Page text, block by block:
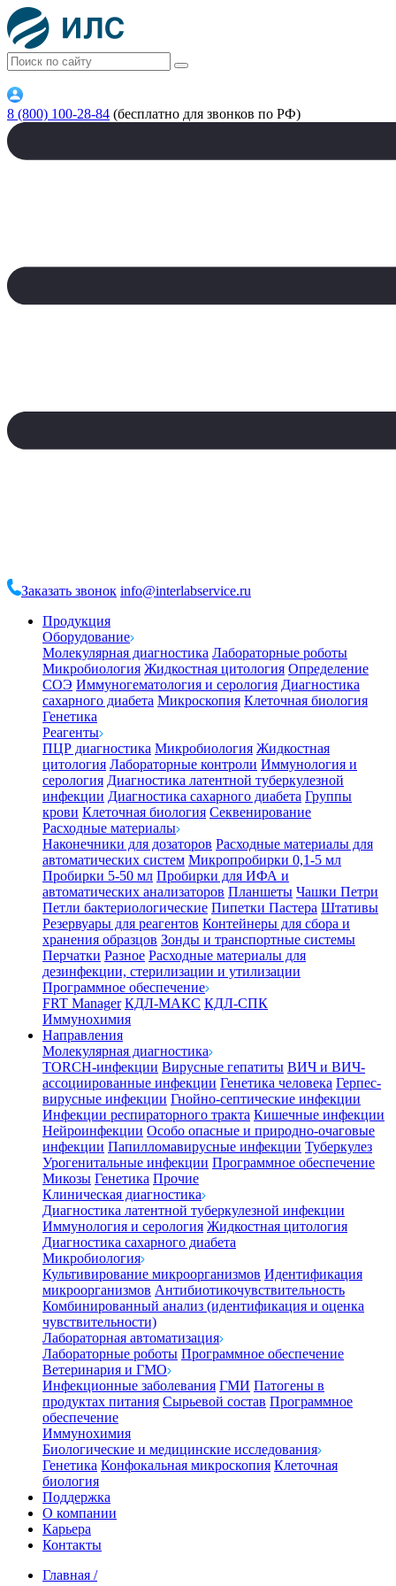
8 (800) 100-28-84 (бесплатно для звонков по РФ)
Заказать звонок info@interlabservice.ru
Продукция
Оборудование
Молекулярная диагностика Лабораторные роботы
Микробиология Жидкостная цитология Определение
СОЭ Иммуногематология и серология Диагностика
сахарного диабета Микроскопия Клеточная биология
Генетика
Реагенты
ПЦР диагностика Микробиология Жидкостная
цитология Лабораторные контроли Иммунология и
серология Диагностика латентной туберкулезной
инфекции Диагностика сахарного диабета Группы
крови Клеточная биология Секвенирование
Расходные материалы
Наконечники для дозаторов Расходные материалы для
автоматических систем Микропробирки 0,1-5 мл
Пробирки 5-50 мл Пробирки для ИФА и
автоматических анализаторов Планшеты Чашки Петри
Петли бактериологические Пипетки Пастера Штативы
Резервуары для реагентов Контейнеры для сбора и
хранения образцов Зонды и транспортные системы
Перчатки Разное Расходные материалы для
дезинфекции, стерилизации и утилизации
Программное обеспечение
FRT Manager КДЛ-МАКС КДЛ-СПК
Иммунохимия
Направления
Молекулярная диагностика
TORCH-инфекции Вирусные гепатиты ВИЧ и ВИЧ-
ассоциированные инфекции Генетика человека Герпес-
вирусные инфекции Гнойно-септические инфекции
Инфекции респираторного тракта Кишечные инфекции
Нейроинфекции Особо опасные и природно-очаговые
инфекции Папилломавирусные инфекции Туберкулез
Урогенитальные инфекции Программное обеспечение
Микозы Генетика Прочие
Клиническая диагностика
Диагностика латентной туберкулезной инфекции
Иммунология и серология Жидкостная цитология
Диагностика сахарного диабета
Микробиология
Культивирование микроорганизмов Идентификация
микроорганизмов Антибиотикочувствительность
Комбинированный анализ (идентификация и оценка
чувствительности)
Лабораторная автоматизация
Лабораторные роботы Программное обеспечение
Ветеринария и ГМО
Инфекционные заболевания ГМИ Патогены в
продуктах питания Сырьевой состав Программное
обеспечение
Иммунохимия
Биологические и медицинские исследования
Генетика Конфокальная микроскопия Клеточная
биология
Поддержка
О компании
Карьера
Контакты
Главная /